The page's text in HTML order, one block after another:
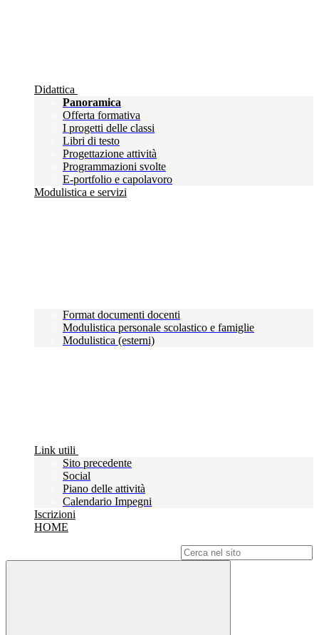
Didattica
Panoramica
Offerta formativa
I progetti delle classi
Libri di testo
Progettazione attività
Programmazioni svolte
E-portfolio e capolavoro
Modulistica e servizi
Format documenti docenti
Modulistica personale scolastico e famiglie
Modulistica (esterni)
Link utili
Sito precedente
Social
Piano delle attività
Calendario Impegni
Iscrizioni
HOME